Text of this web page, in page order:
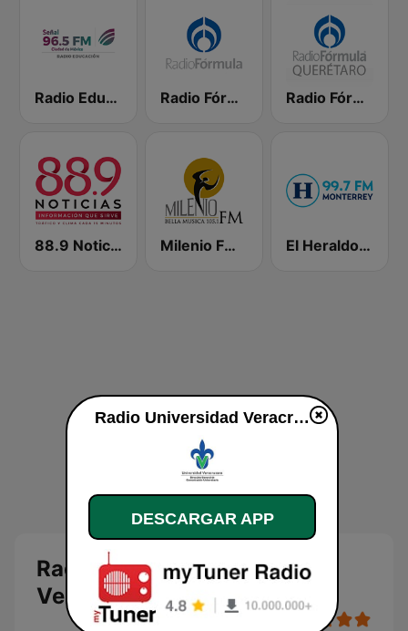
Radio Educación 96.5 FM Radio Fórmula 1500 AM Radio Fórmula Querétaro
88.9 Noticias Milenio FM Bella Musica El Heraldo - Monterrey
Radio Universidad
Veracruzana en vivo
Radio Universidad Veracruzana en vivo
DESCARGAR APP